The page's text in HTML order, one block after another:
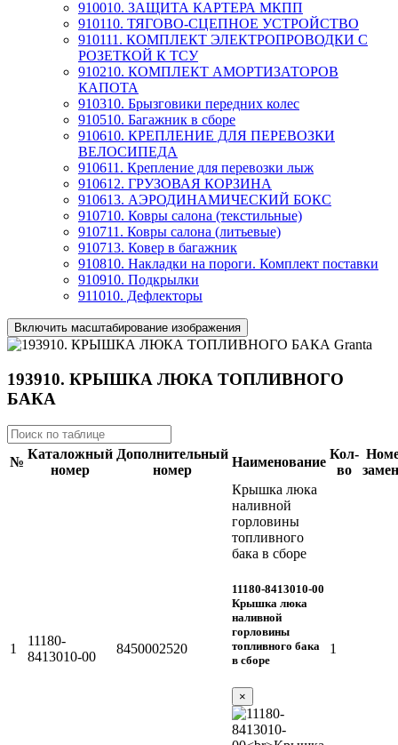
910010. ЗАЩИТА КАРТЕРА МКПП
910110. ТЯГОВО-СЦЕПНОЕ УСТРОЙСТВО
910111. КОМПЛЕКТ ЭЛЕКТРОПРОВОДКИ С
РОЗЕТКОЙ К ТСУ
910210. КОМПЛЕКТ АМОРТИЗАТОРОВ
КАПОТА
910310. Брызговики передних колес
910510. Багажник в сборе
910610. КРЕПЛЕНИЕ ДЛЯ ПЕРЕВОЗКИ
ВЕЛОСИПЕДА
910611. Крепление для перевозки лыж
910612. ГРУЗОВАЯ КОРЗИНА
910613. АЭРОДИНАМИЧЕСКИЙ БОКС
910710. Ковры салона (текстильные)
910711. Ковры салона (литьевые)
910713. Ковер в багажник
910810. Накладки на пороги. Комплект поставки
910910. Подкрылки
911010. Дефлекторы
Включить масштабирование изображения
193910. КРЫШКА ЛЮКА ТОПЛИВНОГО
БАКА
№
Каталожный
номер
Дополнительный
номер
Наименование
Кол-
во
1
11180-
8413010-00
8450002520
Крышка люка
наливной
горловины
топливного
бака в сборе
11180-8413010-00
Крышка люка
наливной
горловины
топливного бака
в сборе
×
1